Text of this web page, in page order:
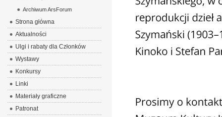
Archiwum ArsForum
Strona główna
Aktualności
Ulgi i rabaty dla Członków
Wystawy
Konkursy
Linki
Materiały graficzne
Patronat